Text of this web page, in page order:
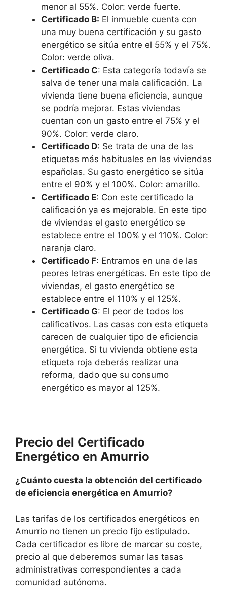
menor al 55%. Color: verde fuerte.
Certificado B: El inmueble cuenta con
una muy buena certificación y su gasto
energético se sitúa entre el 55% y el 75%.
Color: verde oliva.
Certificado C: Esta categoría todavía se
salva de tener una mala calificación. La
vivienda tiene buena eficiencia, aunque
se podría mejorar. Estas viviendas
cuentan con un gasto entre el 75% y el
90%. Color: verde claro.
Certificado D: Se trata de una de las
etiquetas más habituales en las viviendas
españolas. Su gasto energético se sitúa
entre el 90% y el 100%. Color: amarillo.
Certificado E: Con este certificado la
calificación ya es mejorable. En este tipo
de viviendas el gasto energético se
establece entre el 100% y el 110%. Color:
naranja claro.
Certificado F: Entramos en una de las
peores letras energéticas. En este tipo de
viviendas, el gasto energético se
establece entre el 110% y el 125%.
Certificado G: El peor de todos los
calificativos. Las casas con esta etiqueta
carecen de cualquier tipo de eficiencia
energética. Si tu vivienda obtiene esta
etiqueta roja deberás realizar una
reforma, dado que su consumo
energético es mayor al 125%.
Precio del Certificado
Energético en Amurrio
¿Cuánto cuesta la obtención del certificado
de eficiencia energética en Amurrio?
Las tarifas de los certificados energéticos en
Amurrio no tienen un precio fijo estipulado.
Cada certificador es libre de marcar su coste,
precio al que deberemos sumar las tasas
administrativas correspondientes a cada
comunidad autónoma.